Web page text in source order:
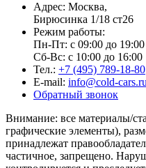
Адрес: Москва,
Бирюсинка 1/18 ст26 ​
Режим работы:
Пн-Пт: с 09:00 до 19:00
Сб-Вс: с 10:00 до 16:00
Тел.: +7 (495) 789-18-80
E-mail: info@cold-cars.ru
Обратный звонок
Внимание: все материалы/
графические элементы),
принадлежат
частичное, запрещено.